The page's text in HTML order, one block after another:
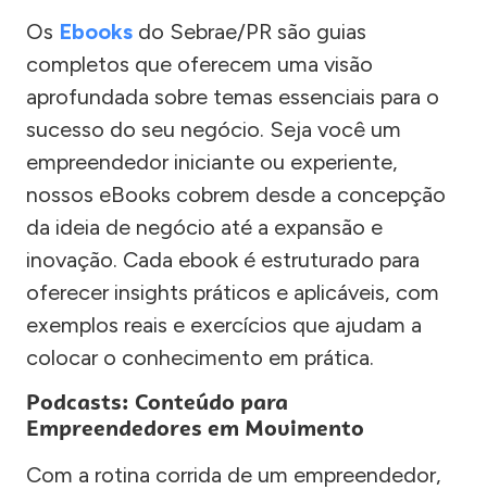
Os Ebooks do Sebrae/PR são guias
completos que oferecem uma visão
aprofundada sobre temas essenciais para o
sucesso do seu negócio. Seja você um
empreendedor iniciante ou experiente,
nossos eBooks cobrem desde a concepção
da ideia de negócio até a expansão e
inovação. Cada ebook é estruturado para
oferecer insights práticos e aplicáveis, com
exemplos reais e exercícios que ajudam a
colocar o conhecimento em prática.
Podcasts: Conteúdo para
Empreendedores em Movimento
Com a rotina corrida de um empreendedor,